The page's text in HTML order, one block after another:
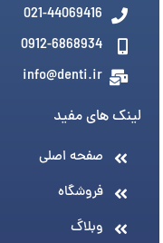
021-44069416
0912-6868934
info@denti.ir
لینک های مفید
صفحه اصلی
فروشگاه
وبلاگ